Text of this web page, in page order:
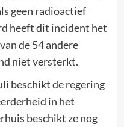
geen radioactief
heeft dit incident het
de 54 andere
niet versterkt.
beschikt de regering
in het
beschikt ze nog